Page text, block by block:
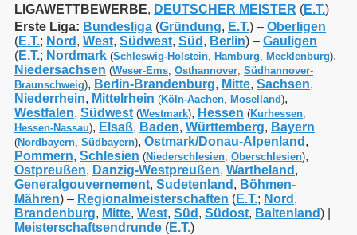
LIGAWETTBEWERBE, DEUTSCHER MEISTER (E.T.)
Erste Liga: Bundesliga (Gründung, E.T.) – Oberligen
(E.T.; Nord , West, Südwest, Süd , Berlin) – Gauligen
(E.T.; Nordmark (Schleswig-Holstein, Hamburg, Mecklenburg),
Niedersachsen (Weser-Ems, Osthannover, Südhannover-
Braunschweig), Berlin-Brandenburg, Mitte, Sachsen,
Niederrhein, Mittelrhein (Köln-Aachen, Moselland),
Westfalen, Südwest (Westmark), Hessen (Kurhessen,
Hessen-Nassau), Elsaß, Baden, Württemberg, Bayern
(Nordbayern, Südbayern), Ostmark/Donau-Alpenland ,
Pommern, Schlesien (Niederschlesien, Oberschlesien),
Ostpreußen, Danzig-Westpreußen, Wartheland ,
Generalgouvernement, Sudetenland , Böhmen-
Mähren) – Regionalmeisterschaften (E.T.; Nord ,
Brandenburg, Mitte, West, Süd , Südost, Baltenland) |
Meisterschaftsendrunde (E.T.)